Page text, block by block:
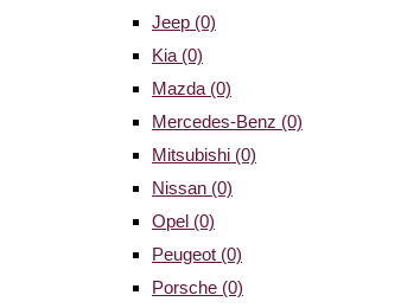
Jeep (0)
Kia (0)
Mazda (0)
Mercedes-Benz (0)
Mitsubishi (0)
Nissan (0)
Opel (0)
Peugeot (0)
Porsche (0)